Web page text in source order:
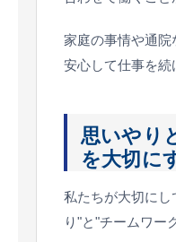
家庭の事情や通院
安心して仕事を続
思いやり
を大切に
私たちが大切に
り"と"チームワー